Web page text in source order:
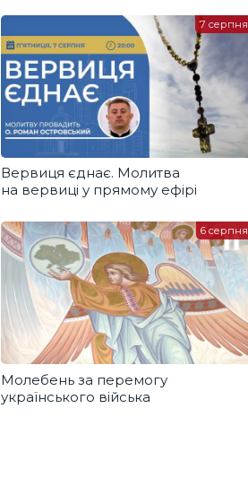
Вервиця єднає. Молитва
на вервиці у прямому ефірі
7 серпня
Молебень за перемогу
українського війська
6 серпня